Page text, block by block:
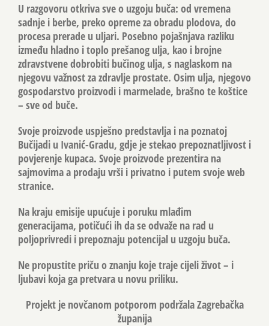
U razgovoru otkriva sve o uzgoju buča: od vremena
sadnje i berbe, preko opreme za obradu plodova, do
procesa prerade u uljari. Posebno pojašnjava razliku
između hladno i toplo prešanog ulja, kao i brojne
zdravstvene dobrobiti bučinog ulja, s naglaskom na
njegovu važnost za zdravlje prostate. Osim ulja, njegovo
gospodarstvo proizvodi i marmelade, brašno te koštice
– sve od buče.
Svoje proizvode uspješno predstavlja i na poznatoj
Bučijadi u Ivanić-Gradu, gdje je stekao prepoznatljivost i
povjerenje kupaca. Svoje proizvode prezentira na
sajmovima a prodaju vrši i privatno i putem svoje web
stranice.
Na kraju emisije upućuje i poruku mlađim
generacijama, potičući ih da se odvaže na rad u
poljoprivredi i prepoznaju potencijal u uzgoju buča.
Ne propustite priču o znanju koje traje cijeli život – i
ljubavi koja ga pretvara u novu priliku.
Projekt je novčanom potporom podržala Zagrebačka
županija